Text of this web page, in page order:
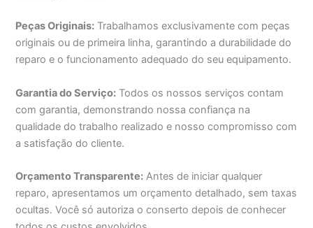
Peças Originais: Trabalhamos exclusivamente com peças
originais ou de primeira linha, garantindo a durabilidade do
reparo e o funcionamento adequado do seu equipamento.
Garantia do Serviço: Todos os nossos serviços contam
com garantia, demonstrando nossa confiança na
qualidade do trabalho realizado e nosso compromisso com
a satisfação do cliente.
Orçamento Transparente: Antes de iniciar qualquer
reparo, apresentamos um orçamento detalhado, sem taxas
ocultas. Você só autoriza o conserto depois de conhecer